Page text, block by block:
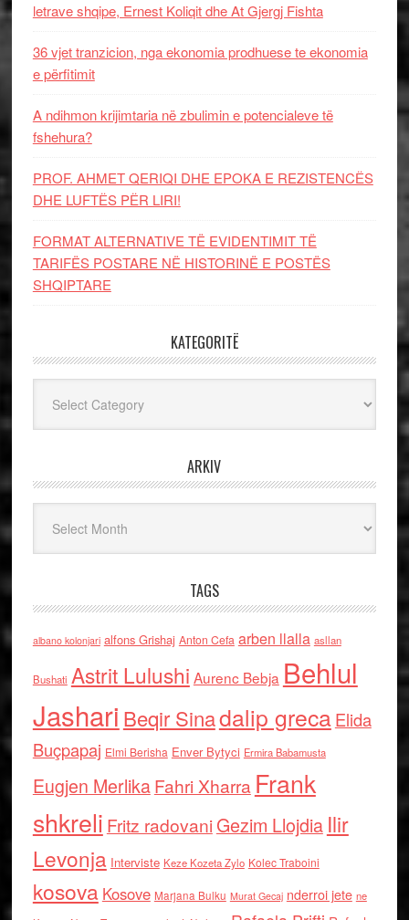
letrave shqipe, Ernest Koliqit dhe At Gjergj Fishta
36 vjet tranzicion, nga ekonomia prodhuese te ekonomia
e përfitimit
A ndihmon krijimtaria në zbulimin e potencialeve të
fshehura?
PROF. AHMET QERIQI DHE EPOKA E REZISTENCЁS
DHE LUFTЁS PЁR LIRI!
FORMAT ALTERNATIVE TË EVIDENTIMIT TË
TARIFËS POSTARE NË HISTORINË E POSTËS
SHQIPTARE
KATEGORITË
ARKIV
TAGS
albano kolonjari alfons Grishaj Anton Cefa arben llalla asllan
Bushati Astrit Lulushi Aurenc Bebja Behlul
Jashari Beqir Sinadalip grecaElida
Buçpapaj Elmi Berisha Enver Bytyci Ermira Babamusta
Eugjen MerlikaFahri Xharra Frank
shkreli Fritz radovaniGezim Llojdia Ilir
Levonja Interviste Keze Kozeta Zylo Kolec Traboini
kosova Kosove Marjana Bulku Murat Gecaj nderroi jete ne